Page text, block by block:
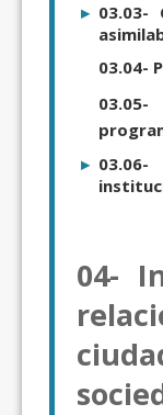
03.03-
03.04-
04-